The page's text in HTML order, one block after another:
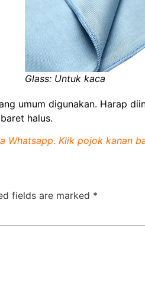
Glass: Untuk kaca
umum digunakan. Harap
halus.
Whatsapp. Klik pojok kanan
fields are marked *